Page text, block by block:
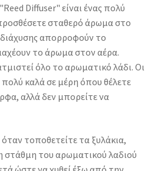
Diffuser" είναι ένας πολύ
σταθερό άρωμα στο
διάχυσης απορροφούν το
το άρωμα στον αέρα.
όλο το αρωματικό λάδι. Οι
πολύ καλά σε μέρη όπου θέλετε
αλλά δεν μπορείτε να
τοποθετείτε τα ξυλάκια,
στάθμη του αρωματικού λαδιού